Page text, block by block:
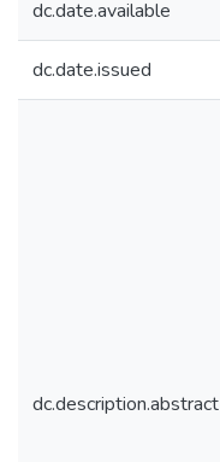
dc.date.available
dc.date.issued
dc.description.abstract